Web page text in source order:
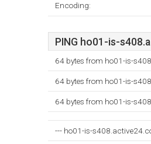
Encoding:
PING ho01-is-
64 bytes from ho01-is-
64 bytes from ho01-is-
64 bytes from ho01-is-
--- ho01-is-